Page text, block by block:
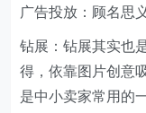
广告投放：顾名思
钻展：钻展其实也
得，依靠图片创意
是中小卖家常用的